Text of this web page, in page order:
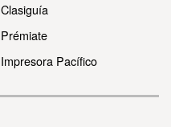
Clasiguía
Prémiate
Impresora Pacífico